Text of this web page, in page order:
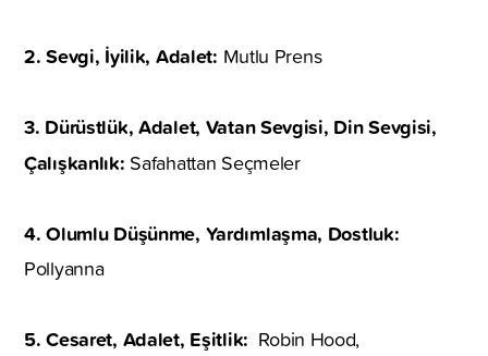
2. Sevgi, İyilik, Adalet: Mutlu Prens
3. Dürüstlük, Adalet, Vatan Sevgisi, Din Sevgisi,
Çalışkanlık: Safahattan Seçmeler
4. Olumlu Düşünme, Yardımlaşma, Dostluk:
Pollyanna
5. Cesaret, Adalet, Eşitlik: Robin Hood,